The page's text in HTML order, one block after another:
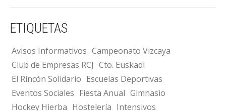
ETIQUETAS
Avisos Informativos Campeonato Vizcaya
Club de Empresas RCJ Cto. Euskadi
El Rincón Solidario Escuelas Deportivas
Eventos Sociales Fiesta Anual Gimnasio
Hockey Hierba Hostelería Intensivos